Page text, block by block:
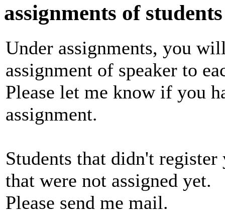
assignments of
Under assignments, you
assignment of speaker to
Please let me know if you
assignment.
Students that didn't
that were not assigned yet.
Please send me mail.